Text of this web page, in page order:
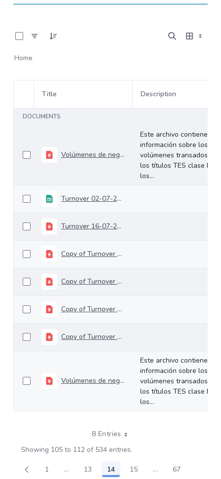
Home
Item Selection
Title Description
DOCUMENTS
Volúmenes de negociación del 05 al 09 de agosto de 2024
Este archivo contiene
información sobre los
volúmenes transados de
los títulos TES clase B en
los...
Turnover 02-07-2024 (1)
Turnover 16-07-2024
Copy of Turnover 23-07-2024
Copy of Turnover 30-07-2024
Copy of Turnover 27-03-2024 (1)
Copy of Turnover 02-04-2024 (1)
Volúmenes de negociación del 29 de julio al 02 de agosto de 2024
Este archivo contiene
información sobre los
volúmenes transados de
los títulos TES clase B en
los...
8 Entries
Showing 105 to 112 of 534 entries.
Page
1 ...Intermediate Pages Use TAB to navigate.
Page
13 Page
14 Page
15 ...Intermediate
Page
67